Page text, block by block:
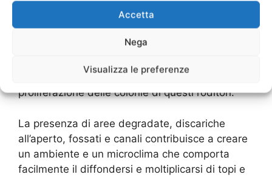
Accetta
Nega
Visualizza le preferenze
La presenza dei topi nei centri urbani e negli
ambienti produttivi e commerciali è piuttosto
diffusa, in quanto le caratteristiche di questo
tipo di strutture favoriscono lo sviluppo e la
proliferazione delle colonie di questi roditori.
La presenza di aree degradate, discariche
all’aperto, fossati e canali contribuisce a creare
un ambiente e un microclima che comporta
facilmente il diffondersi e moltiplicarsi di topi e